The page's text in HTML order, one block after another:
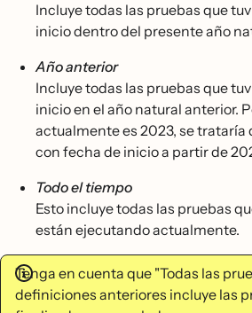
Incluye todas las pruebas que
inicio dentro del presente año
Año anterior
Incluye todas las pruebas que
inicio en el año natural anterior.
actualmente es 2023, se trataría
con fecha de inicio a partir de
Todo el tiempo
Esto incluye todas las pruebas
están ejecutando actualmente.
Tenga en cuenta que "Todas las
definiciones anteriores incluye las